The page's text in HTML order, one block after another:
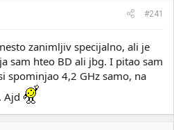
#241
zanimljiv specijalno, ali je
sam hteo BD ali jbg. I pitao sam
spominjao 4,2 GHz samo, na
Ajd